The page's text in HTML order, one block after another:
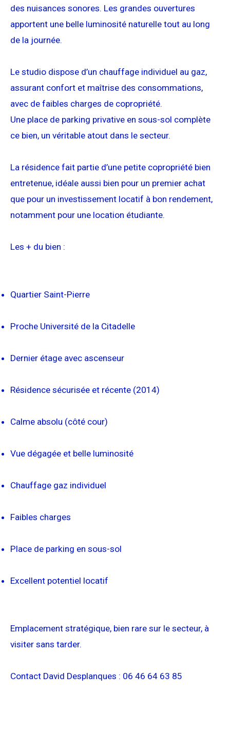
des nuisances sonores. Les grandes ouvertures
apportent une belle luminosité naturelle tout au long
de la journée.
Le studio dispose d’un chauffage individuel au gaz,
assurant confort et maîtrise des consommations,
avec de faibles charges de copropriété.
Une place de parking privative en sous-sol complète
ce bien, un véritable atout dans le secteur.
La résidence fait partie d’une petite copropriété bien
entretenue, idéale aussi bien pour un premier achat
que pour un investissement locatif à bon rendement,
notamment pour une location étudiante.
Les + du bien :
Quartier Saint-Pierre
Proche Université de la Citadelle
Dernier étage avec ascenseur
Résidence sécurisée et récente (2014)
Calme absolu (côté cour)
Vue dégagée et belle luminosité
Chauffage gaz individuel
Faibles charges
Place de parking en sous-sol
Excellent potentiel locatif
Emplacement stratégique, bien rare sur le secteur, à
visiter sans tarder.
Contact David Desplanques : 06 46 64 63 85